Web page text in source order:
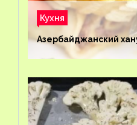
Кухня
Азербайджанский